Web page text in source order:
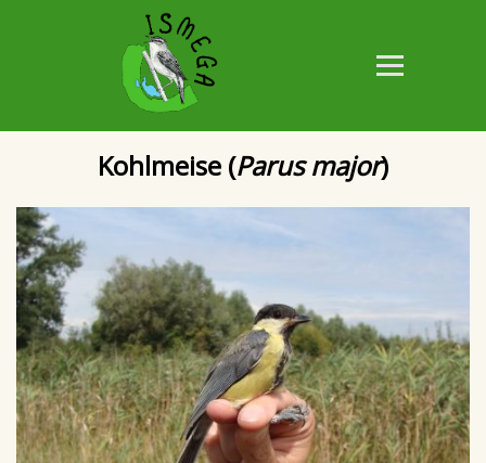
Kohlmeise (Parus major)